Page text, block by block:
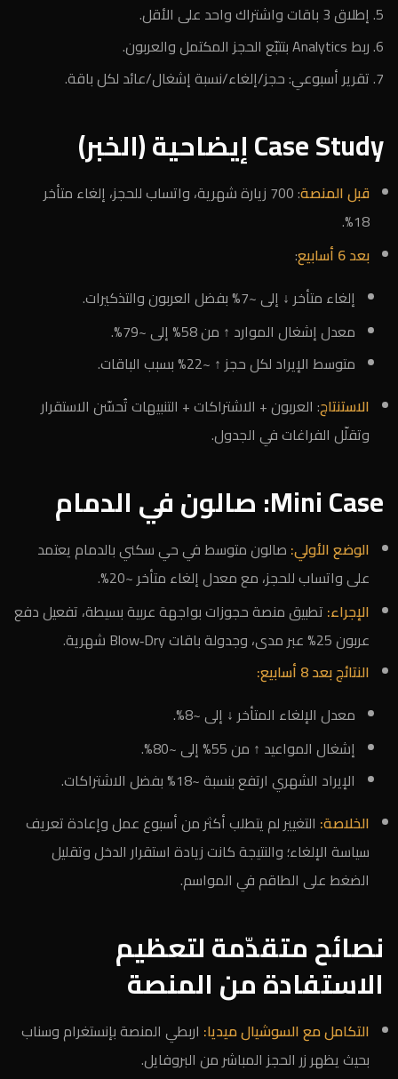
إطلاق 3 باقات واشتراك واحد على الأقل.
ربط Analytics بتتبّع الحجز المكتمل والعربون.
تقرير أسبوعي: حجز/إلغاء/نسبة إشغال/عائد لكل باقة.
Case Study إيضاحية (الخبر)
قبل المنصة
: 700 زيارة شهرية، واتساب للحجز، إلغاء متأخر
18%.
بعد 6 أسابيع
:
إلغاء متأخر ↓ إلى ~7% بفضل العربون والتذكيرات.
معدل إشغال الموارد ↑ من 58% إلى ~79%.
متوسط الإيراد لكل حجز ↑ ~22% بسبب الباقات.
الاستنتاج: العربون + الاشتراكات + التنبيهات تُحسّن الاستقرار
وتقلّل الفراغات في الجدول.
Mini Case: صالون في الدمام
الوضع الأولي: صالون متوسط في حي سكني بالدمام يعتمد
على واتساب للحجز، مع معدل إلغاء متأخر ~20%.
الإجراء: تطبيق منصة حجوزات بواجهة عربية بسيطة، تفعيل دفع
عربون 25% عبر مدى، وجدولة باقات Blow‑Dry شهرية.
النتائج بعد 8 أسابيع:
معدل الإلغاء المتأخر ↓ إلى ~8%.
إشغال المواعيد ↑ من 55% إلى ~80%.
الإيراد الشهري ارتفع بنسبة ~18% بفضل الاشتراكات.
الخلاصة: التغيير لم يتطلب أكثر من أسبوع عمل وإعادة تعريف
سياسة الإلغاء؛ والنتيجة كانت زيادة استقرار الدخل وتقليل
الضغط على الطاقم في المواسم.
نصائح متقدّمة لتعظيم
الاستفادة من المنصة
التكامل مع السوشيال ميديا: اربطي المنصة بإنستغرام وسناب
بحيث يظهر زر الحجز المباشر من البروفايل.